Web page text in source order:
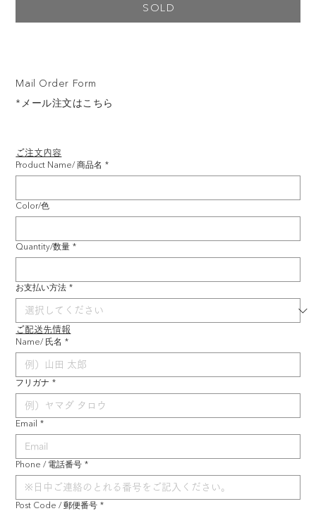
ご注文内容
Product Name/ 商品名 *
Color/色
Quantity/数量 *
お支払い方法 *
ご配送先情報
Name/ 氏名 *
フリガナ *
Email *
Phone / 電話番号 *
Post Code / 郵便番号 *
Mail Order Form
*メール注文はこちら
SOLD